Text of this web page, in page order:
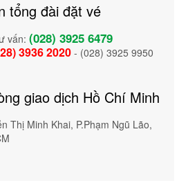
tổng đài đặt vé
vấn: (028) 3925 6479
3936 2020 - (028) 3925 9950
giao dịch Hồ Chí Minh
Thị Minh Khai, P.Phạm Ngũ Lão,